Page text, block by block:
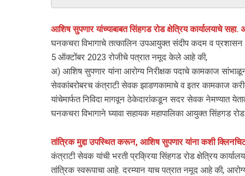
आशिष सुपणार यांच्याबाबत सिंहगड रोड क्षेत्रिय कार्यालयाचे
घनकचरा विभागाचे तत्कालिन उपआयुक्त संदीप कदम व प्रशासन
5 ऑक्टोंबर 2023 रोजीचे पत्रात नमूद केले आहे की,
अ) आशिष सुपणार यांना आरोग्य निरीक्षक पदाचे कामकाज
सेवकांबरोबरच कंत्राटी सेवक झाडणकामाचे व इतर कामकाज
यांचेमार्फत निविदा मागवून ठेकेदारांकडून सदर सेवक नेमण्यात
घनकचरा विभागाने घ्यावा सहायक महापालिका आयुक्त सिंहगड
तांत्रिक मुद्दा उपस्थित करून, आशिष सुपणार यांना कशी
कंत्राटी सेवक यांची भरती प्रक्रिया सिंहगड रोड क्षेत्रिय
तांत्रिक स्वरूपाचा आहे. दरम्यान याच पत्रात नमूद आहे की,